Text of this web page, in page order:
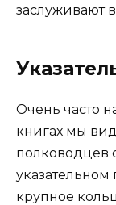
заслуживают
Очень часто
книгах мы
полководцев
крупное